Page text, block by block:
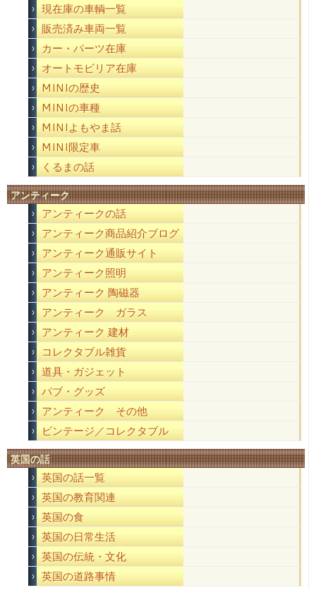
現在庫の車輌一覧
販売済み車両一覧
カー・パーツ在庫
オートモビリア在庫
MINIの歴史
MINIの車種
MINIよもやま話
MINI限定車
くるまの話
アンティーク
アンティークの話
アンティーク商品紹介ブログ
アンティーク通販サイト
アンティーク照明
アンティーク 陶磁器
アンティーク ガラス
アンティーク 建材
コレクタブル雑貨
道具・ガジェット
パブ・グッズ
アンティーク その他
ビンテージ／コレクタブル
英国の話
英国の話一覧
英国の教育関連
英国の食
英国の日常生活
英国の伝統・文化
英国の道路事情